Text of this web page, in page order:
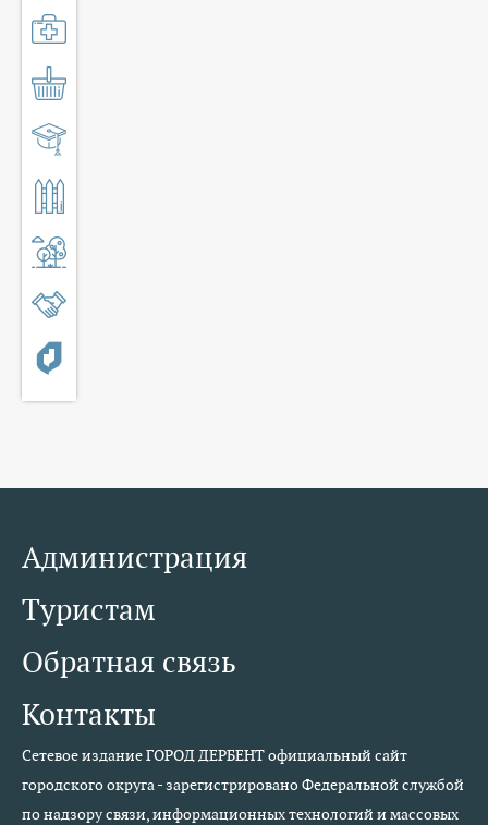
Администрация
Туристам
Обратная связь
Контакты
Сетевое издание ГОРОД ДЕРБЕНТ официальный сайт
городского округа - зарегистрировано Федеральной службой
по надзору связи, информационных технологий и массовых